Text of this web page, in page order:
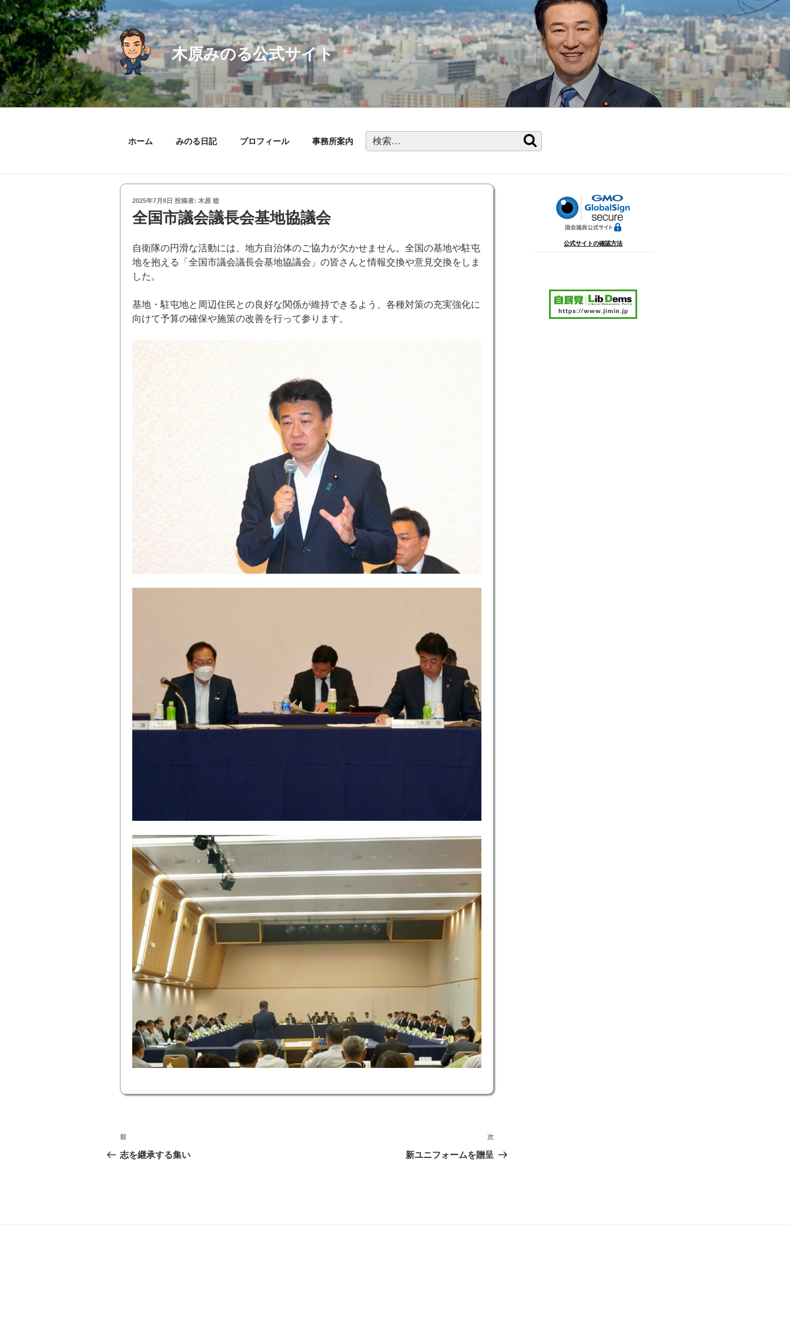
コ
ン
テ
ン
ツ
へ
ス
キ
木原みのる公式サイト
ホーム みのる日記 プロフィール 事務所案内
検
索:
索
投
日:
2025年7月8日 投稿者: 木原 稔
全国市議会議長会基地協議会
自衛隊の円滑な活動には、地方自治体のご協力が欠かせません。全国の基地や駐屯
地を抱える「全国市議会議長会基地協議会」の皆さんと情報交換や意見交換をしま
した。
基地・駐屯地と周辺住民との良好な関係が維持できるよう、各種対策の充実強化 に
向けて予算の確保や施策の改善を行って参ります。
投
稿
前
の
前
志を継承する集い
次
の
次
新ユニフォームを贈呈
公式サイトの確認方法